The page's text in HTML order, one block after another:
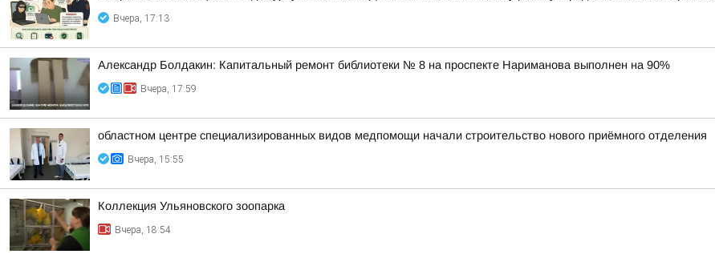
Вчера, 17:13
Александр Болдакин: Капитальный ремонт библиотеки № 8 на проспекте Нариманова выполнен на 90%
Вчера, 17:59
областном центре специализированных видов медпомощи начали строительство нового приёмного отделения
Вчера, 15:55
Коллекция Ульяновского зоопарка
Вчера, 18:54